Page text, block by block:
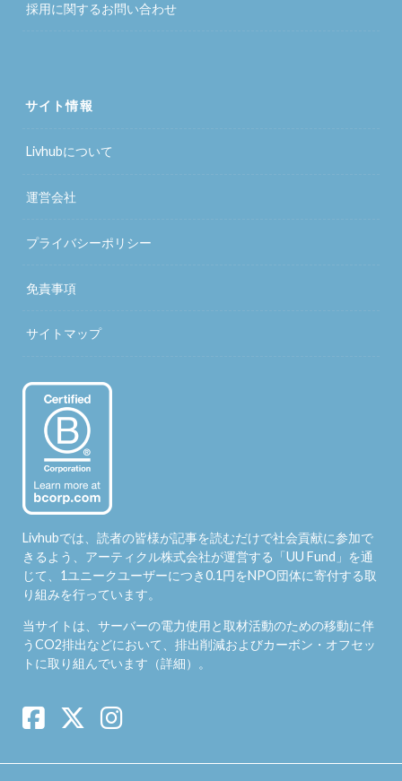
採用に関するお問い合わせ
サイト情報
Livhubについて
運営会社
プライバシーポリシー
免責事項
サイトマップ
Livhubでは、読者の皆様が記事を読むだけで社会貢献に参加で
きるよう、アーティクル株式会社が運営する「UU Fund 」を通
じて、1ユニークユーザーにつき0.1円をNPO団体に寄付する取
り組みを行っています。
当サイトは、サーバーの電力使用と取材活動のための移動に伴
うCO2排出などにおいて、排出削減およびカーボン・オフセッ
トに取り組んでいます（詳細）。